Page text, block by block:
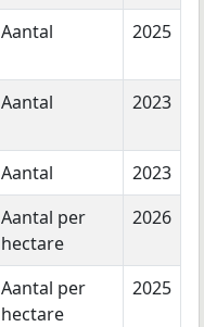
Aantal 2025
Aantal 2023
Aantal
2023
Aantal per
hectare
2026
Aantal per
hectare
2025